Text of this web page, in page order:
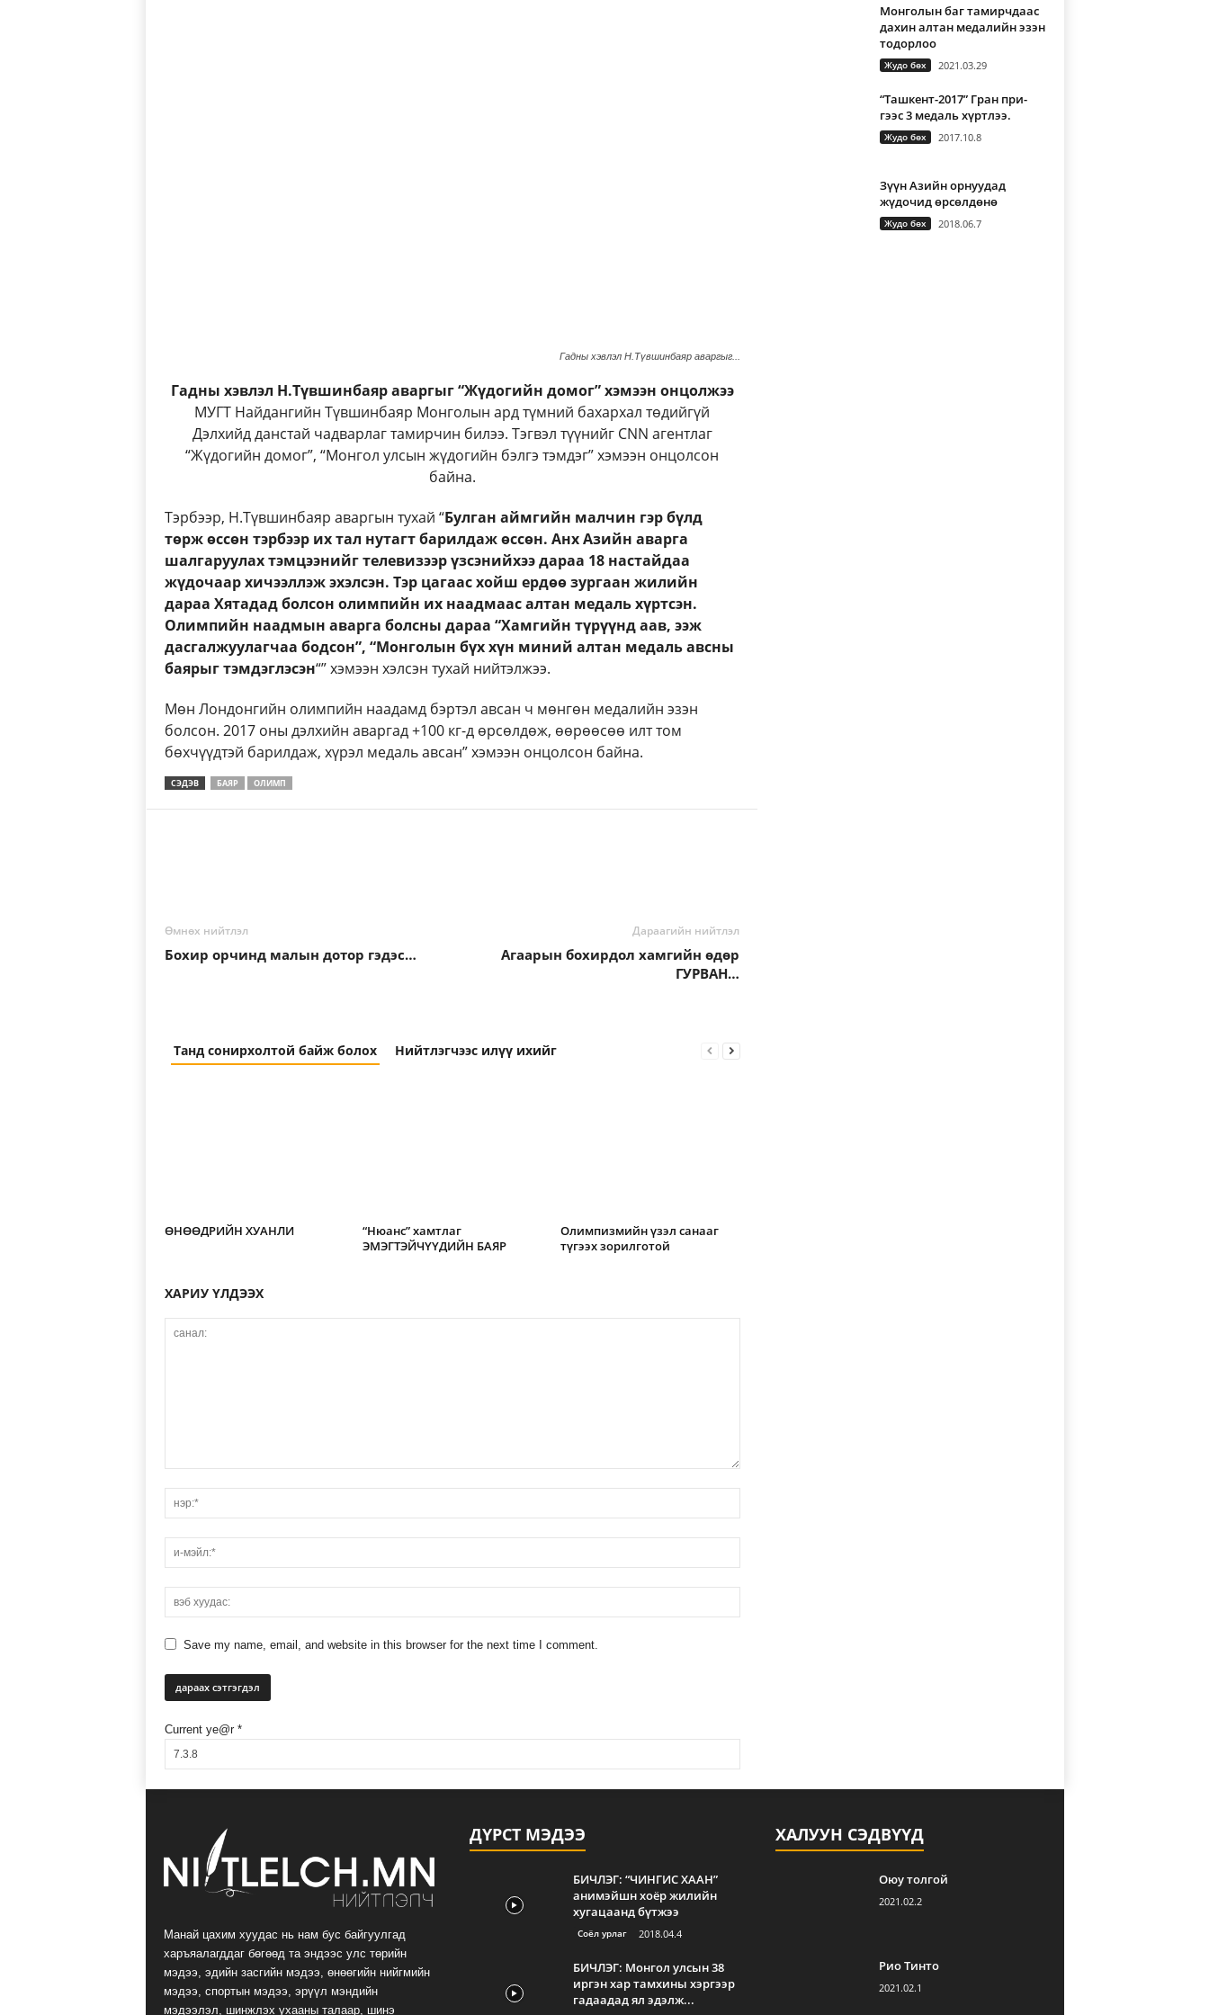
Гадны хэвлэл Н.Түвшинбаяр аваргыг...
Гадны хэвлэл Н.Түвшинбаяр аваргыг “Жүдогийн домог” хэмээн онцолжээ
МУГТ Найдангийн Түвшинбаяр Монголын ард түмний бахархал төдийгүй
Дэлхийд данстай чадварлаг тамирчин билээ. Тэгвэл түүнийг CNN агентлаг
“Жүдогийн домог”, “Монгол улсын жүдогийн бэлгэ тэмдэг” хэмээн онцолсон
байна.
Тэрбээр, Н.Түвшинбаяр аваргын тухай “Булган аймгийн малчин гэр бүлд
төрж өссөн тэрбээр их тал нутагт барилдаж өссөн. Анх Азийн аварга
шалгаруулах тэмцээнийг телевизээр үзсэнийхээ дараа 18 настайдаа
жүдочаар хичээллэж эхэлсэн. Тэр цагаас хойш ердөө зургаан жилийн
дараа Хятадад болсон олимпийн их наадмаас алтан медаль хүртсэн.
Олимпийн наадмын аварга болсны дараа “Хамгийн түрүүнд аав, ээж
дасгалжуулагчаа бодсон”, “Монголын бүх хүн миний алтан медаль авсны
баярыг тэмдэглэсэн“” хэмээн хэлсэн тухай нийтэлжээ.
Мөн Лондонгийн олимпийн наадамд бэртэл авсан ч мөнгөн медалийн эзэн
болсон. 2017 оны дэлхийн аваргад +100 кг-д өрсөлдөж, өөрөөсөө илт том
бөхчүүдтэй барилдаж, хүрэл медаль авсан” хэмээн онцолсон байна.
СЭДЭВ БАЯР ОЛИМП
Өмнөх нийтлэл
Бохир орчинд малын дотор гэдэс…
Дараагийн нийтлэл
Агаарын бохирдол хамгийн өдөр
ГУРВАН…
Танд сонирхолтой байж болох Нийтлэгчээс илүү ихийг
ӨНӨӨДРИЙН ХУАНЛИ
“Нюанс” хамтлаг
ЭМЭГТЭЙЧҮҮДИЙН БАЯР
Олимпизмийн үзэл санааг
түгээх зорилготой
ХАРИУ ҮЛДЭЭХ
Save my name, email, and website in this browser for the next time I comment.
Current ye@r *
Монголын баг тамирчдаас
дахин алтан медалийн эзэн
тодорлоо
Жудо бөх 2021.03.29
“Ташкент-2017” Гран при-
гээс 3 медаль хүртлээ.
Жудо бөх 2017.10.8
Зүүн Азийн орнуудад
жүдочид өрсөлдөнө
Жудо бөх 2018.06.7
Манай цахим хуудас нь нам бус байгуулгад
харъяалагддаг бөгөөд та эндээс улс төрийн
мэдээ, эдийн засгийн мэдээ, өнөөгийн нийгмийн
мэдээ, спортын мэдээ, эрүүл мэндийн
мэдээлэл, шинжлэх ухааны талаар, шинэ
ДҮРСТ МЭДЭЭ
БИЧЛЭГ: “ЧИНГИС ХААН”
анимэйшн хоёр жилийн
хугацаанд бүтжээ
Соёл урлаг 2018.04.4
БИЧЛЭГ: Монгол улсын 38
иргэн хар тамхины хэргээр
гадаадад ял эдэлж...
ХАЛУУН СЭДВҮҮД
Оюу толгой
2021.02.2
Рио Тинто
2021.02.1